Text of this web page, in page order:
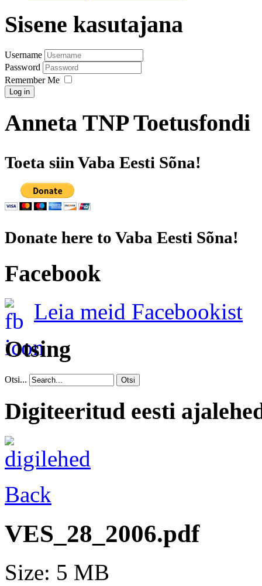
Sisene kasutajana
Username
Password
Remember Me
Log in
Anneta TNP Toetusfondi
Toeta siin Vaba Eesti Sõna!
Donate here to Vaba Eesti Sõna!
Facebook
Leia meid Facebookist
Otsing
Otsi... Otsi
Digiteeritud eesti
Back
VES_28_2006.pdf
Size: 5 MB